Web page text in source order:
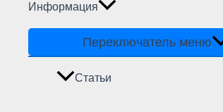
Информация
Переключатель меню
Статьи